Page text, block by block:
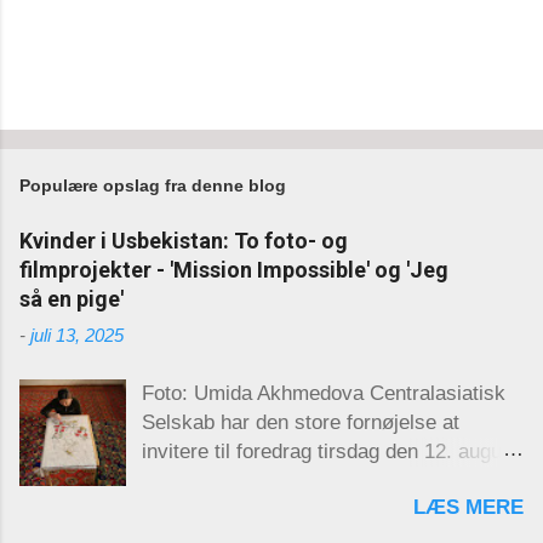
Populære opslag fra denne blog
Kvinder i Usbekistan: To foto- og
filmprojekter - 'Mission Impossible' og 'Jeg
så en pige'
- juli 13, 2025
Foto: Umida Akhmedova Centralasiatisk
Selskab har den store fornøjelse at
invitere til foredrag tirsdag den 12. august
(KUA 2), lokale 12.1.62. Den kendteLÆS MERE